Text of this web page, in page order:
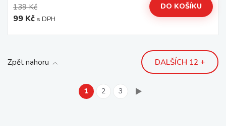
139 Kč
99 Kč s DPH
DO KOŠÍKU
Zpět nahoru DALŠÍCH 12 +
1 2 3